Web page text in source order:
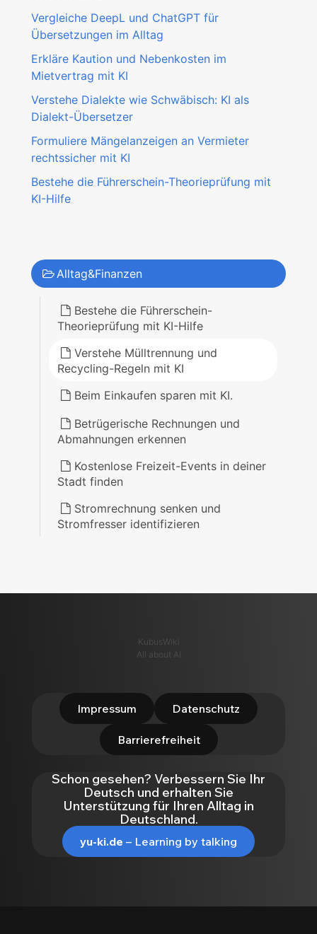
Vergleiche DeepL und ChatGPT für
Übersetzungen im Alltag
Erkläre Kaution und Nebenkosten im
Mietvertrag mit KI
Verstehe Dialekte wie Schwäbisch: KI als
Dialekt-Übersetzer
Formuliere Mängelanzeigen an Vermieter
rechtssicher mit KI
Bestehe die Führerschein-Theorieprüfung mit
KI-Hilfe
Alltag&Finanzen
Bestehe die Führerschein-
Theorieprüfung mit KI-Hilfe
Verstehe Mülltrennung und
Recycling-Regeln mit KI
Beim Einkaufen sparen mit KI.
Betrügerische Rechnungen und
Abmahnungen erkennen
Kostenlose Freizeit-Events in deiner
Stadt finden
Stromrechnung senken und
Stromfresser identifizieren
KubusWiki
All about AI
Impressum Datenschutz
Barrierefreiheit
Schon gesehen? Verbessern Sie Ihr
Deutsch und erhalten Sie
Unterstützung für Ihren Alltag in
Deutschland.
yu-ki.de – Learning by talking